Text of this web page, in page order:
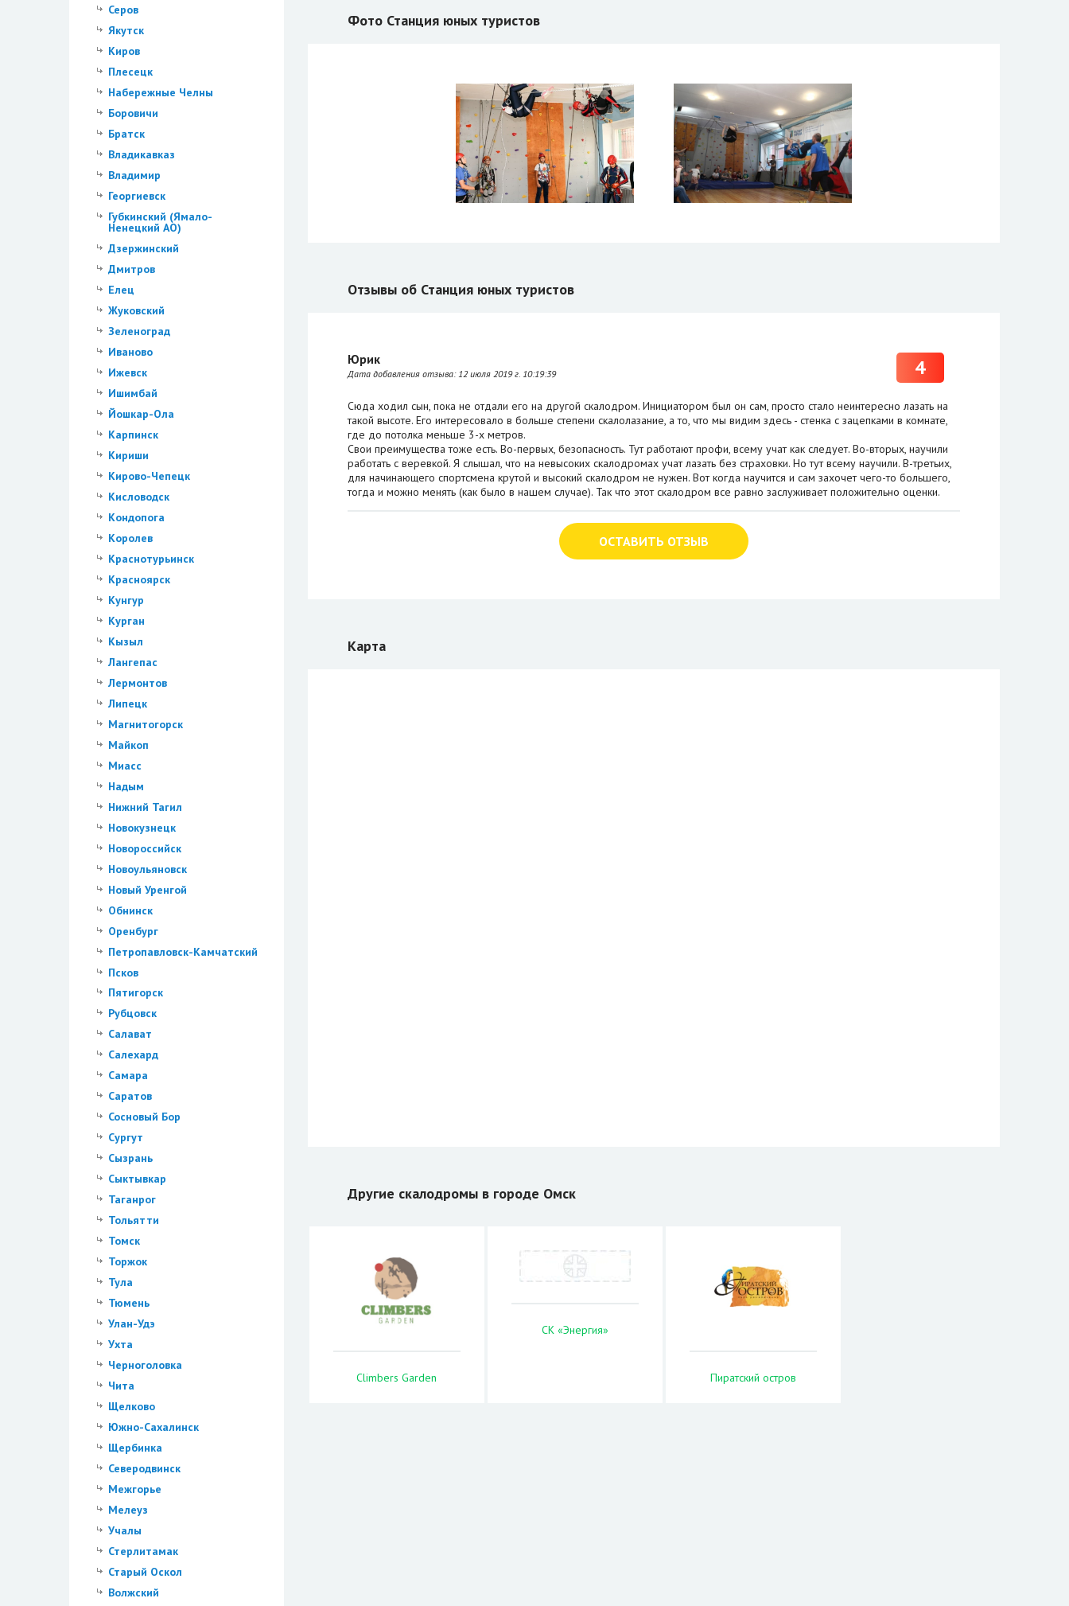
Серов
Якутск
Киров
Плесецк
Набережные Челны
Боровичи
Братск
Владикавказ
Владимир
Георгиевск
Губкинский (Ямало-
Ненецкий АО)
Дзержинский
Дмитров
Елец
Жуковский
Зеленоград
Иваново
Ижевск
Ишимбай
Йошкар-Ола
Карпинск
Кириши
Кирово-Чепецк
Кисловодск
Кондопога
Королев
Краснотурьинск
Красноярск
Кунгур
Курган
Кызыл
Лангепас
Лермонтов
Липецк
Магнитогорск
Майкоп
Миасс
Надым
Нижний Тагил
Новокузнецк
Новороссийск
Новоульяновск
Новый Уренгой
Обнинск
Оренбург
Петропавловск-Камчатский
Псков
Пятигорск
Рубцовск
Салават
Салехард
Самара
Саратов
Сосновый Бор
Сургут
Сызрань
Сыктывкар
Таганрог
Тольятти
Томск
Торжок
Тула
Тюмень
Улан-Удэ
Ухта
Черноголовка
Чита
Щелково
Южно-Сахалинск
Щербинка
Северодвинск
Межгорье
Мелеуз
Учалы
Стерлитамак
Старый Оскол
Волжский
Фото Станция юных туристов
Отзывы об Станция юных туристов
Юрик
Дата добавления отзыва: 12 июля 2019 г. 10:19:39 4
Сюда ходил сын, пока не отдали его на другой скалодром. Инициатором был он сам, просто стало неинтересно лазать на
такой высоте. Его интересовало в больше степени скалолазание, а то, что мы видим здесь - стенка с зацепками в комнате,
где до потолка меньше 3-х метров.
Свои преимущества тоже есть. Во-первых, безопасность. Тут работают профи, всему учат как следует. Во-вторых, научили
работать с веревкой. Я слышал, что на невысоких скалодромах учат лазать без страховки. Но тут всему научили. В-третьих,
для начинающего спортсмена крутой и высокий скалодром не нужен. Вот когда научится и сам захочет чего-то большего,
тогда и можно менять (как было в нашем случае). Так что этот скалодром все равно заслуживает положительно оценки.
ОСТАВИТЬ ОТЗЫВ
Карта
Другие скалодромы в городе Омск
Climbers Garden
СК «Энергия»
Пиратский остров